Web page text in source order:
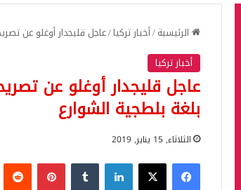
الرئيسية/أخبار تركيا/عاجل قليجدار أوغلو عن
أخبار تركيا
عاجل قليجدار أوغلو عن
بلغة بلطجية الشوارع
الثلاثاء, 15 يناير, 2019
فيسبوك‫X لينكدإن بينتيريست